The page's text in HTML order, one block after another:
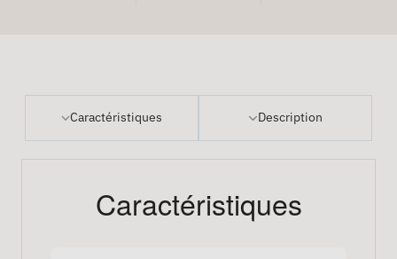
Caractéristiques Description
Caractéristiques